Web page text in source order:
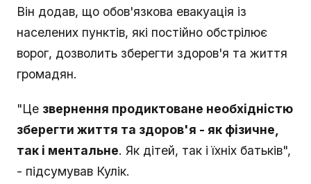
Він додав, що обов'язкова евакуація із
населених пунктів, які постійно обстрілює
ворог, дозволить зберегти здоров'я та життя
громадян.
"Це звернення продиктоване необхідністю
зберегти життя та здоров'я - як фізичне,
так і ментальне. Як дітей, так і їхніх батьків",
- підсумував Кулік.